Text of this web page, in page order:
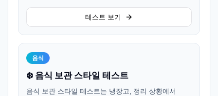
테스트 보기
음식
❄️ 음식 보관 스타일 테스트
음식 보관 스타일 테스트는 냉장고, 정리 상황에서